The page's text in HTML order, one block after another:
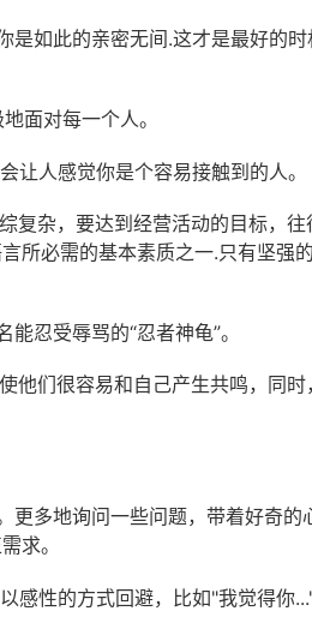
是如此的亲密无间.这才是最好的
面对每一个人。
让人感觉你是个容易接触到的人。
复杂，要达到经营活动的目标，
所必需的基本素质之一.只有坚强
忍受辱骂的“忍者神龟”。
他们很容易和自己产生共鸣，同
更多地询问一些问题，带着好奇
求。
性的方式回避，比如"我觉得你